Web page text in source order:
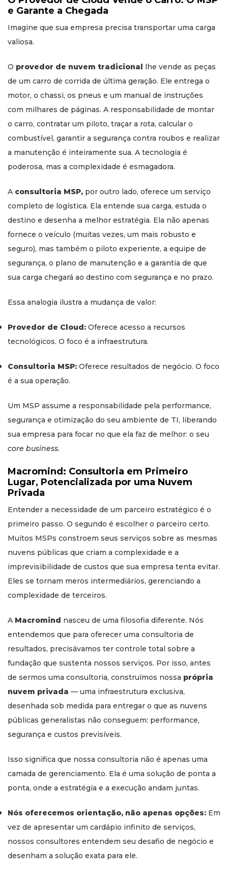
e Garante a Chegada
Imagine que sua empresa precisa transportar uma carga
valiosa.
O provedor de nuvem tradicional lhe vende as peças
de um carro de corrida de última geração. Ele entrega o
motor, o chassi, os pneus e um manual de instruções
com milhares de páginas. A responsabilidade de montar
o carro, contratar um piloto, traçar a rota, calcular o
combustível, garantir a segurança contra roubos e realizar
a manutenção é inteiramente sua. A tecnologia é
poderosa, mas a complexidade é esmagadora.
A consultoria MSP, por outro lado, oferece um serviço
completo de logística. Ela entende sua carga, estuda o
destino e desenha a melhor estratégia. Ela não apenas
fornece o veículo (muitas vezes, um mais robusto e
seguro), mas também o piloto experiente, a equipe de
segurança, o plano de manutenção e a garantia de que
sua carga chegará ao destino com segurança e no prazo.
Essa analogia ilustra a mudança de valor:
Provedor de Cloud: Oferece acesso a recursos
tecnológicos. O foco é a infraestrutura.
Consultoria MSP: Oferece resultados de negócio. O foco
é a sua operação.
Um MSP assume a responsabilidade pela performance,
segurança e otimização do seu ambiente de TI, liberando
sua empresa para focar no que ela faz de melhor: o seu
core business.
Macromind: Consultoria em Primeiro
Lugar, Potencializada por uma Nuvem
Privada
Entender a necessidade de um parceiro estratégico é o
primeiro passo. O segundo é escolher o parceiro certo.
Muitos MSPs constroem seus serviços sobre as mesmas
nuvens públicas que criam a complexidade e a
imprevisibilidade de custos que sua empresa tenta evitar.
Eles se tornam meros intermediários, gerenciando a
complexidade de terceiros.
A Macromind nasceu de uma filosofia diferente. Nós
entendemos que para oferecer uma consultoria de
resultados, precisávamos ter controle total sobre a
fundação que sustenta nossos serviços. Por isso, antes
de sermos uma consultoria, construímos nossa própria
nuvem privada — uma infraestrutura exclusiva,
desenhada sob medida para entregar o que as nuvens
públicas generalistas não conseguem: performance,
segurança e custos previsíveis.
Isso significa que nossa consultoria não é apenas uma
camada de gerenciamento. Ela é uma solução de ponta a
ponta, onde a estratégia e a execução andam juntas.
Nós oferecemos orientação, não apenas opções: Em
vez de apresentar um cardápio infinito de serviços,
nossos consultores entendem seu desafio de negócio e
desenham a solução exata para ele.